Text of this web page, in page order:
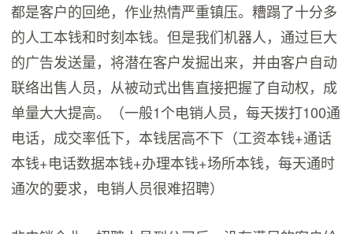
都是客户的回绝，作业热情严重镇压。糟蹋了十分多
的人工本钱和时刻本钱。但是我们机器人，通过巨大
的广告发送量，将潜在客户发掘出来，并由客户自动
联络出售人员，从被动式出售直接把握了自动权，成
单量大大提高。（一般1个电销人员，每天拨打100通
电话，成交率低下，本钱居高不下（工资本钱+通话
本钱+电话数据本钱+办理本钱+场所本钱，每天通时
通次的要求，电销人员很难招聘）